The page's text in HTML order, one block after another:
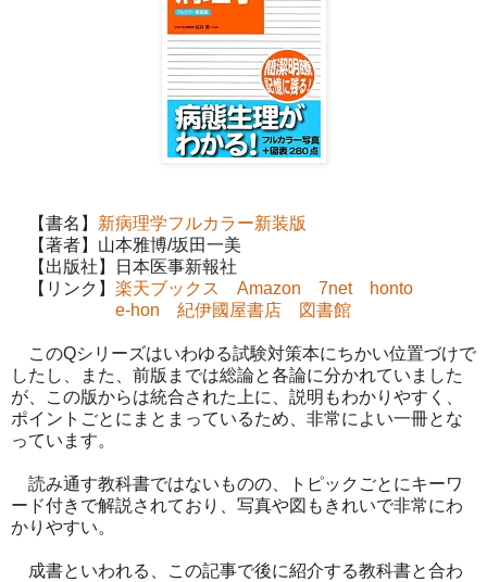
【書名】 新病理学フルカラー新装版
【著者】山本雅博/坂田一美
【出版社】日本医事新報社
【リンク】 楽天ブックス Amazon 7net
honto
e-hon
紀伊國屋書店 図書館
このQシリーズはいわゆる試験対策本にちかい位置づけで
したし、また、前版までは総論と各論に分かれていました
が、この版からは統合された上に、説明もわかりやすく、
ポイントごとにまとまっているため、非常によい一冊とな
っています。
読み通す教科書ではないものの、トピックごとにキーワ
ード付きで解説されており、写真や図もきれいで非常にわ
かりやすい。
成書といわれる、この記事で後に紹介する教科書と合わ